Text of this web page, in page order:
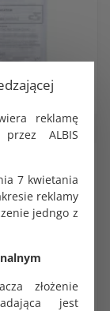
reklamę
ALBIS
7 kwietania
reklamy
jedngo z
złożenie
jest
sterylne 1 para